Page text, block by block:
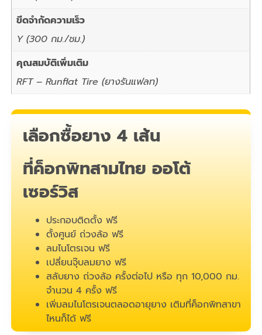
ขีดจำกัดความเร็ว
Y (300 กม./ชม.)
คุณสมบัติเพิ่มเติม
RFT – Runflat Tire (ยางรันแฟลท)
เลือกซื้อยาง 4 เส้น
ที่ค็อกพิทสามไทย ออโต้
เซอร์วิส
ประกอบติดตั้ง ฟรี
ตั้งศูนย์ ถ่วงล้อ ฟรี
ลมไนโตรเจน ฟรี
เปลี่ยนจุ๊บลมยาง ฟรี
สลับยาง ถ่วงล้อ ครั้งต่อไป หรือ ทุก 10,000 กม.
จำนวน 4 ครั้ง ฟรี
เพิ่มลมไนโตรเจนตลอดอายุยาง เติมที่ค็อกพิทสาขา
ไหนก็ได้ ฟรี